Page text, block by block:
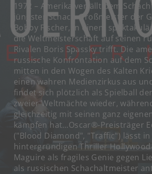
1972 – Amerika verfällt dem
jüngster Schach-Großmeister der
Bobby Fischer, in einem
die Weltmeisterschaft auf seinen
Rivalen Boris Spassky trifft. Die
russische Konfrontation auf dem
mitten in den Wogen des Kalten
einen wahren Medienzirkus aus
findet sich plötzlich als Spielball
zweier Weltmächte wieder,
gleichzeitig mit seinen ganz
kämpfen hat…Oscar®-Preisträger
("Blood Diamond", "Traffic") lässt
hintergründigen Thriller
Maguire als fragiles Genie gegen
als russischen Schachaltmeister